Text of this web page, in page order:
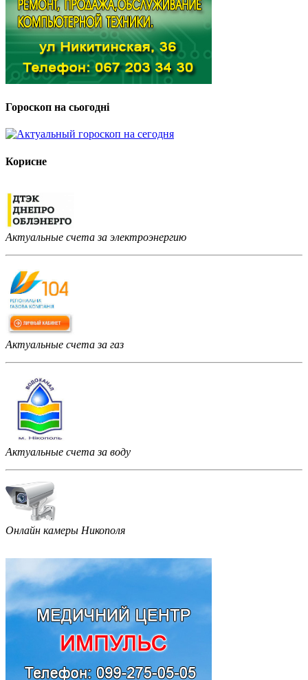
Гороскоп на сьогодні
Корисне
Актуальные счета за электроэнергию
Актуальные счета за газ
Актуальные счета за воду
Онлайн камеры Никополя